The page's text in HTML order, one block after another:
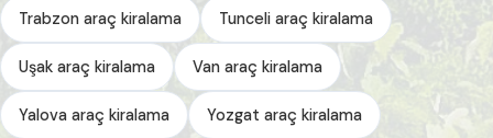
Trabzon araç kiralama Tunceli araç kiralama
Uşak araç kiralama Van araç kiralama
Yalova araç kiralama Yozgat araç kiralama